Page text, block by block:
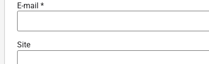
E-mail *
Site